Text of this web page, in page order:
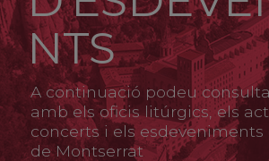
Cultura
Actualitat
Fundació
Visita'ns
NTS
A continuació podeu
amb els oficis litúrgics, els
concerts i els esdeveniments
de Montserrat